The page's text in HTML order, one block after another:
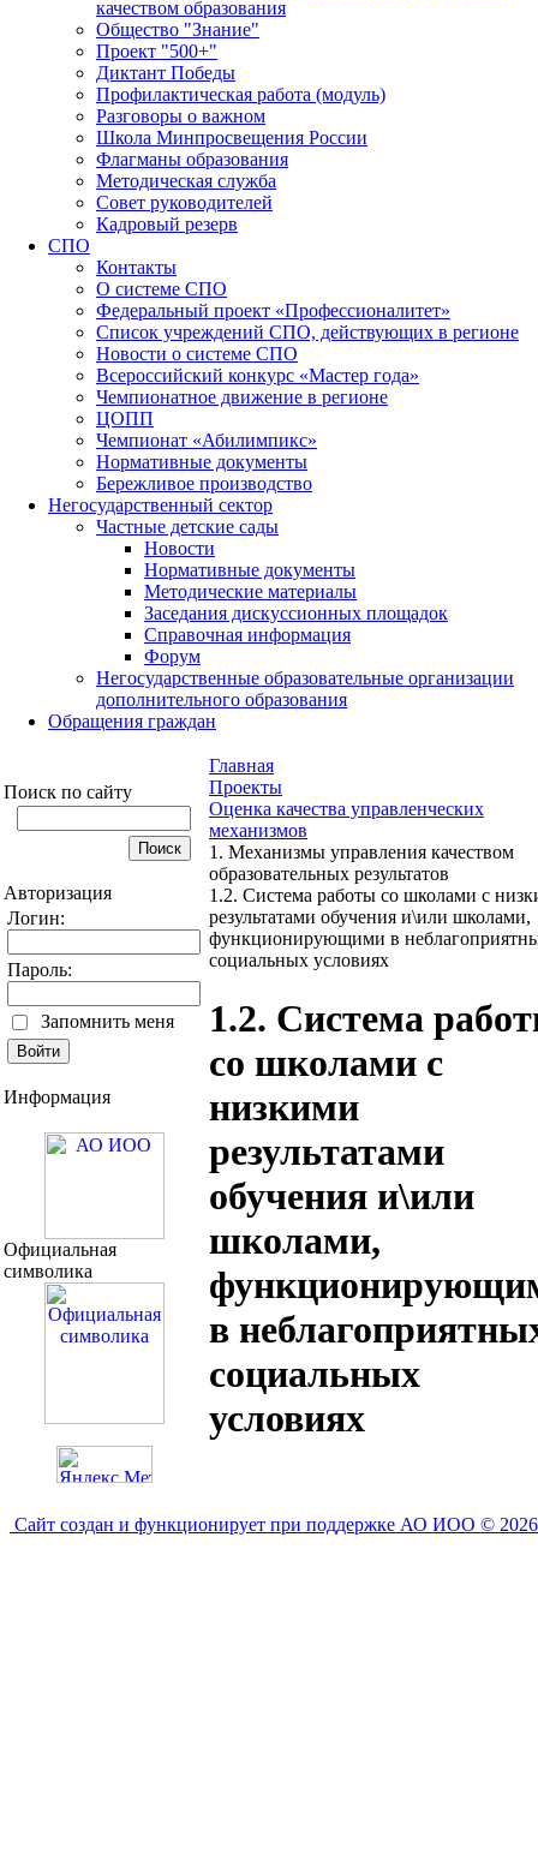
качеством образования
Общество "Знание"
Проект "500+"
Диктант Победы
Профилактическая работа (модуль)
Разговоры о важном
Школа Минпросвещения России
Флагманы образования
Методическая служба
Совет руководителей
Кадровый резерв
СПО
Контакты
О системе СПО
Федеральный проект «Профессионалитет»
Список учреждений СПО, действующих в регионе
Новости о системе СПО
Всероссийский конкурс «Мастер года»
Чемпионатное движение в регионе
ЦОПП
Чемпионат «Абилимпикс»
Нормативные документы
Бережливое производство
Негосударственный сектор
Частные детские сады
Новости
Нормативные документы
Методические материалы
Заседания дискуссионных площадок
Справочная информация
Форум
Негосударственные образовательные организации
дополнительного образования
Обращения граждан
Поиск по сайту
Авторизация
Логин:
Пароль:
Запомнить меня
Информация
Официальная
символика
Главная
Проекты
Оценка качества управленческих
механизмов
1. Механизмы управления качеством
образовательных результатов
1.2. Система работы со школами с
результатами обучения и\или школами,
функционирующими в
социальных условиях
1.2. Система
со школами с
низкими
результатами
обучения и\или
школами,
в
социальных
условиях
Сайт создан и функционирует при поддержке АО ИОО © 2026